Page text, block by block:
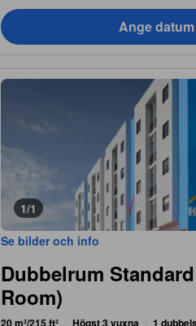
Ange
1/1
Se bilder och info
Dubbelrum
Room)
20 m²/215 ft² Högst 3 vuxna 1